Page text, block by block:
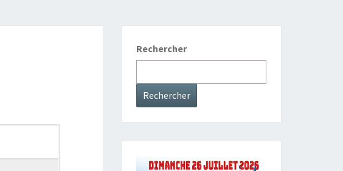
Rechercher
Rechercher